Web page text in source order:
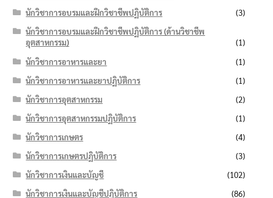
นักวิชาการอบรมและฝึกวิชาชีพปฏิบัติการ
(3)
นักวิชาการอบรมและฝึกวิชาชีพปฏิบัติการ (ด้านวิชาชีพ
อุตสาหกรรม)
(1)
นักวิชาการอาหารและยา
(1)
นักวิชาการอาหารและยาปฏิบัติการ
(1)
นักวิชาการอุตสาหกรรม
(2)
นักวิชาการอุตสาหกรรมปฏิบัติการ
(1)
นักวิชาการเกษตร
(4)
นักวิชาการเกษตรปฏิบัติการ
(3)
นักวิชาการเงินและบัญชี
(102)
นักวิชาการเงินและบัญชีปฏิบัติการ
(86)